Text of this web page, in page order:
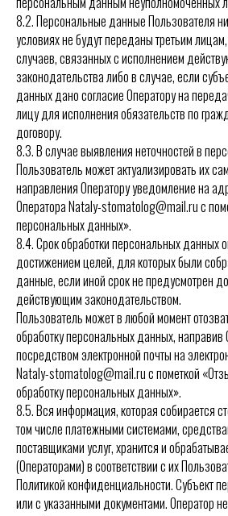
8.2. Персональные данные Пользователя
условиях не будут переданы третьим
случаев, связанных с исполнением
законодательства либо в случае, если
данных дано согласие Оператору на
лицу для исполнения обязательств по
договору.
8.3. В случае выявления неточностей в
Пользователь может актуализировать их
направления Оператору уведомление на
Оператора Nataly-stomatolog@mail.ru с
персональных данных».
8.4. Срок обработки персональных данных
достижением целей, для которых были
данные, если иной срок не предусмотрен
действующим законодательством.
Пользователь может в любой момент
обработку персональных данных,
посредством электронной почты на
Nataly-stomatolog@mail.ru с пометкой
обработку персональных данных».
8.5. Вся информация, которая собирается
том числе платежными системами,
поставщиками услуг, хранится и
(Операторами) в соответствии с их
Политикой конфиденциальности. Субъект
или с указанными документами. Оператор